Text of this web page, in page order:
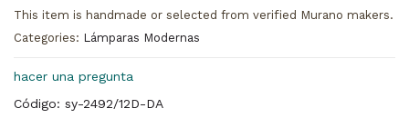
This item is handmade or selected from verified Murano makers.
Categories: Lámparas Modernas
hacer una pregunta
Código: sy-2492/12D-DA